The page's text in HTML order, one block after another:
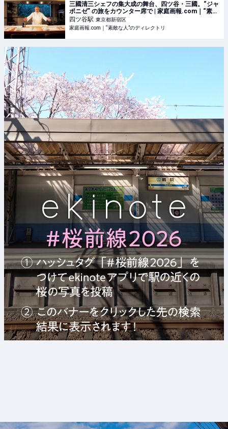
三國清三シェフの集大成の舞台、四ツ谷・三國。“ジャ
ポニゼ” の旅をカウンター席で | 家庭画報.com｜“素敵
な人”のディレクトリ
四ツ谷駅 東京都新宿区
家庭画報.com｜“素敵な人”のディレクトリ